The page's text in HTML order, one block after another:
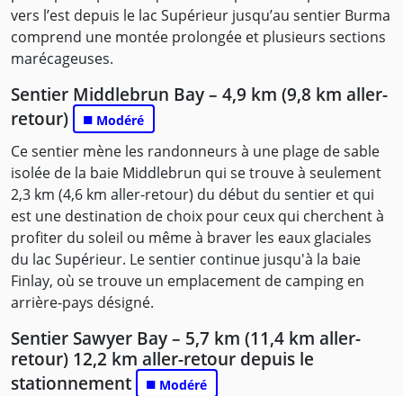
vers l’est depuis le lac Supérieur jusqu’au sentier Burma
comprend une montée prolongée et plusieurs sections
marécageuses.
Sentier Middlebrun Bay – 4,9 km (9,8 km aller-
retour)
■ Modéré
Ce sentier mène les randonneurs à une plage de sable
isolée de la baie Middlebrun qui se trouve à seulement
2,3 km (4,6 km aller-retour) du début du sentier et qui
est une destination de choix pour ceux qui cherchent à
profiter du soleil ou même à braver les eaux glaciales
du lac Supérieur. Le sentier continue jusqu'à la baie
Finlay, où se trouve un emplacement de camping en
arrière-pays désigné.
Sentier Sawyer Bay – 5,7 km (11,4 km aller-
retour) 12,2 km aller-retour depuis le
stationnement
■ Modéré